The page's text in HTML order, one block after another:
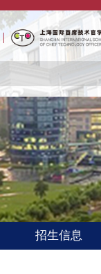
招生信息